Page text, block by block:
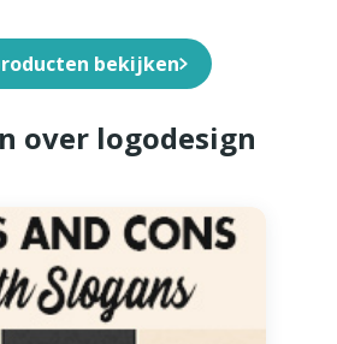
bekijken
over logodesign